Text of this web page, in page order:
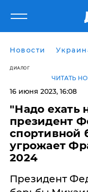
Новости
ДИАЛОГ
ЧИТАТЬ
16 июня 2023, 16:08
​"Надо ехать
президент
спортивной
угрожает
2024
Президент